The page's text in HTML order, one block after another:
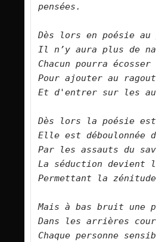
pensées.
Dès lors en poésie
Il n’y aura plus de
Chacun pourra écosser
Pour ajouter au
Et d'entrer sur les
Dès lors la poésie
Elle est déboulonnée
Par les assauts du
La séduction
Permettant la
Mais à bas bruit une
Dans les arrières
Chaque personne